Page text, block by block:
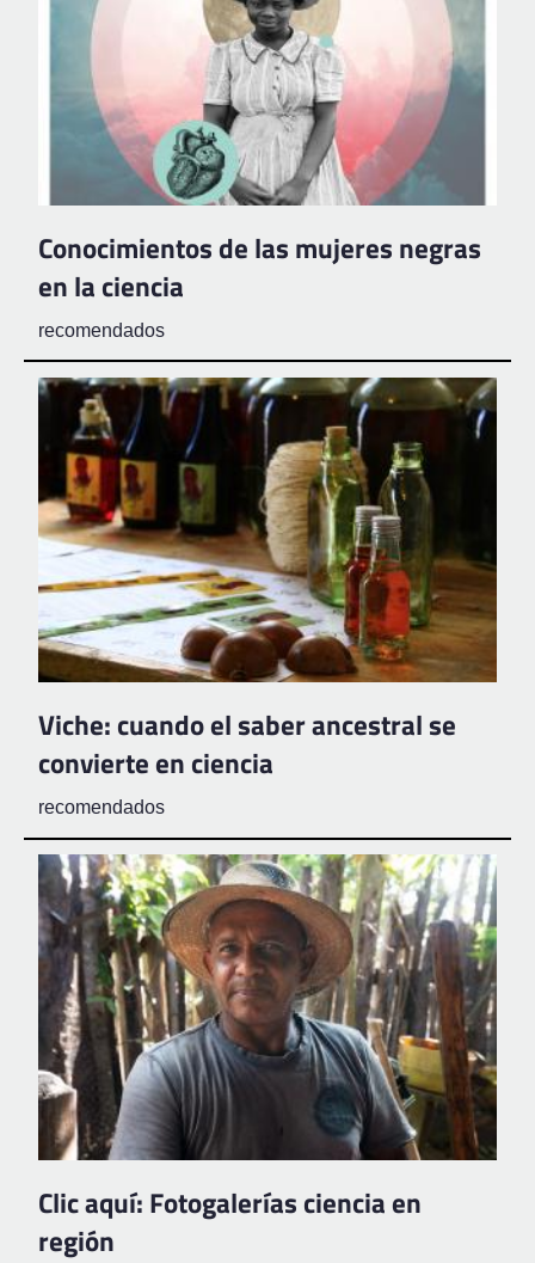
Conocimientos de las mujeres negras
en la ciencia
recomendados
Viche: cuando el saber ancestral se
convierte en ciencia
recomendados
Clic aquí: Fotogalerías ciencia en
región